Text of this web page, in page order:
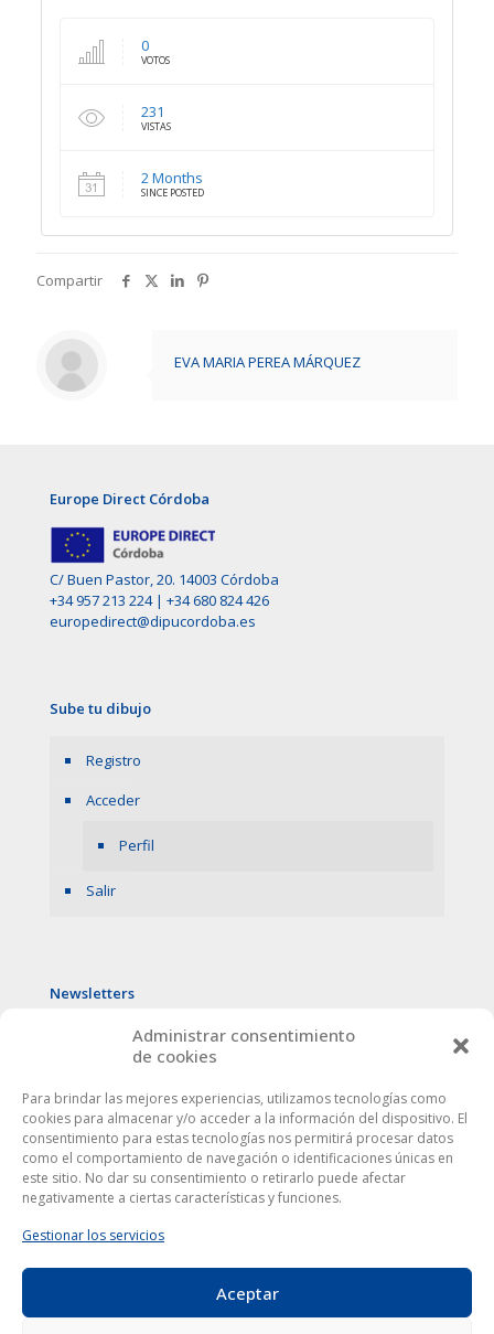
Administrar consentimiento
de cookies
Para brindar las mejores experiencias, utilizamos tecnologías como
cookies para almacenar y/o acceder a la información del dispositivo. El
consentimiento para estas tecnologías nos permitirá procesar datos
como el comportamiento de navegación o identificaciones únicas en
este sitio. No dar su consentimiento o retirarlo puede afectar
negativamente a ciertas características y funciones.
Gestionar los servicios
Aceptar
0
VOTOS
231
VISTAS
2 Months
SINCE POSTED
Compartir
EVA MARIA PEREA MÁRQUEZ
Europe Direct Córdoba
C/ Buen Pastor, 20. 14003 Córdoba
+34 957 213 224| +34 680 824 426
europedirect@dipucordoba.es
Sube tu dibujo
Registro
Acceder
Perfil
Salir
Newsletters
Este sitio web utiliza cookies para mejorar tu experiencia. Al